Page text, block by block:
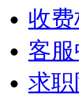
收
客
求